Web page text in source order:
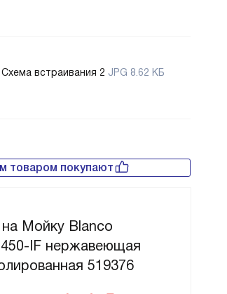
Схема встраивания 2 JPG 8.62 КБ
товаром покупают
Мойку Blanco
IF нержавеющая
519376